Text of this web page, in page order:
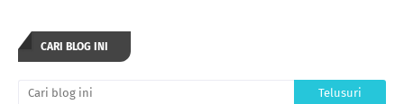
CARI BLOG INI